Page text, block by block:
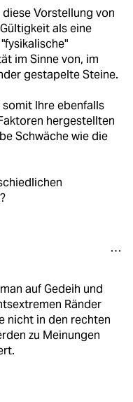
Vorstellung von
als eine
im Sinne von, im
gestapelte Steine.
Ihre ebenfalls
hergestellten
Schwäche wie die
auf Gedeih und
Ränder
nicht in den rechten
zu Meinungen